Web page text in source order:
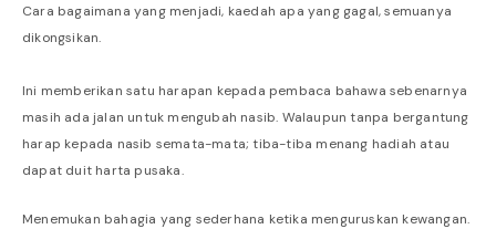
Cara bagaimana yang menjadi, kaedah apa yang gagal, semuanya
dikongsikan.
Ini memberikan satu harapan kepada pembaca bahawa sebenarnya
masih ada jalan untuk mengubah nasib. Walaupun tanpa bergantung
harap kepada nasib semata-mata; tiba-tiba menang hadiah atau
dapat duit harta pusaka.
Menemukan bahagia yang sederhana ketika menguruskan kewangan.